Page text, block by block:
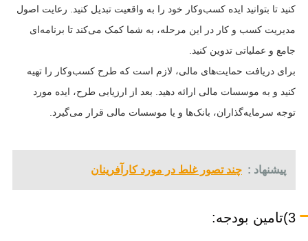
کنید تا بتوانید ایده کسب‌وکار خود را به واقعیت تبدیل کنید. رعایت اصول
مدیریت کسب و کار در این مرحله، به شما کمک می‌کند تا برنامه‌ای
جامع و عملیاتی تدوین کنید.
برای دریافت حمایت‌های مالی، لازم است که طرح کسب‌وکار را تهیه
کنید و به موسسات مالی ارائه دهید. بعد از ارزیابی طرح، ایده مورد
توجه سرمایه‌گذاران، بانک‌ها و یا موسسات مالی قرار می‌گیرد.
پیشنهاد : چند تصور غلط در مورد کارآفرینان
3)تامین بودجه: